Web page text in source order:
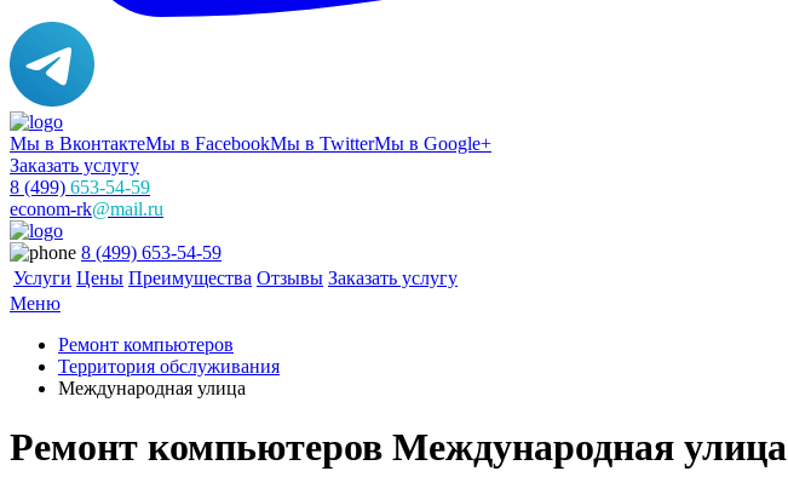
Мы в ВконтактеМы в FacebookМы в TwitterМы в Google+
Заказать услугу
8 (499) 653-54-59
econom-rk@mail.ru
8 (499) 653-54-59
Услуги Цены Преимущества Отзывы Заказать услугу
Меню
Ремонт компьютеров
Территория обслуживания
Международная улица
Ремонт компьютеров Международная улица